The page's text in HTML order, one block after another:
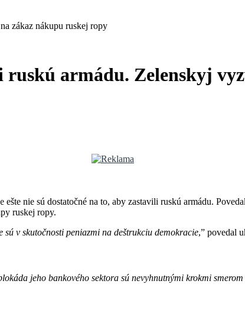
zákaz nákupu ruskej ropy
ruskú armádu. Zelenskyj
nie sú dostatočné na to, aby zastavili ruskú armádu.
ruskej ropy.
sú v skutočnosti peniazmi na deštrukciu demokracie,” povedal
jeho bankového sektora sú nevyhnutnými krokmi